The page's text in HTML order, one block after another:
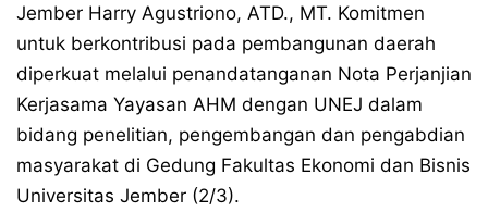
Jember Harry Agustriono, ATD., MT. Komitmen
untuk berkontribusi pada pembangunan daerah
diperkuat melalui penandatanganan Nota Perjanjian
Kerjasama Yayasan AHM dengan UNEJ dalam
bidang penelitian, pengembangan dan pengabdian
masyarakat di Gedung Fakultas Ekonomi dan Bisnis
Universitas Jember (2/3).